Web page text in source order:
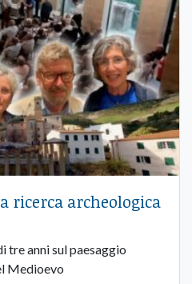
ricerca archeologica
tre anni sul paesaggio
Medioevo